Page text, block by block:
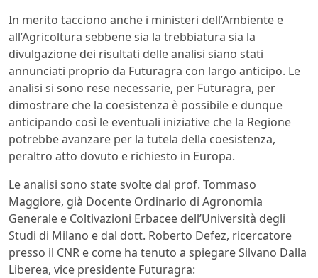
In merito tacciono anche i ministeri dell’Ambiente e
all’Agricoltura sebbene sia la trebbiatura sia la
divulgazione dei risultati delle analisi siano stati
annunciati proprio da Futuragra con largo anticipo. Le
analisi si sono rese necessarie, per Futuragra, per
dimostrare che la coesistenza è possibile e dunque
anticipando così le eventuali iniziative che la Regione
potrebbe avanzare per la tutela della coesistenza,
peraltro atto dovuto e richiesto in Europa.
Le analisi sono state svolte dal prof. Tommaso
Maggiore, già Docente Ordinario di Agronomia
Generale e Coltivazioni Erbacee dell’Università degli
Studi di Milano e dal dott. Roberto Defez, ricercatore
presso il CNR e come ha tenuto a spiegare Silvano Dalla
Liberea, vice presidente Futuragra: